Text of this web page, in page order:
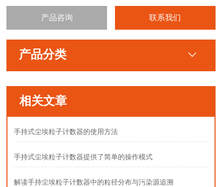
产品咨询 联系我们
产品分类
相关文章
手持式尘埃粒子计数器的使用方法
手持式尘埃粒子计数器提供了简单的操作模式
解读手持尘埃粒子计数器中的粒径分布与污染源追溯